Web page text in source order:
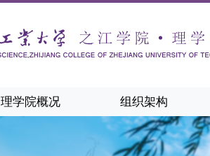
理学院概况 组织架构